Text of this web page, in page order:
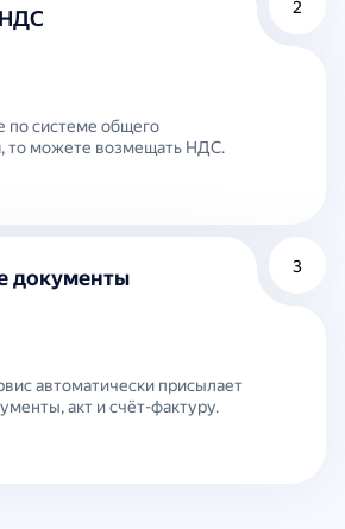
2
по системе общего
то можете возмещать НДС.
3
документы
автоматически присылает
акт и счёт-фактуру.